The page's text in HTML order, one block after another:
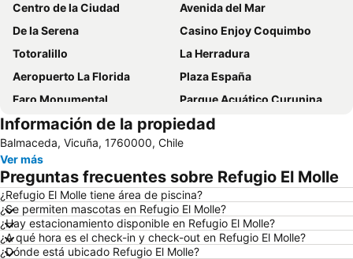
Centro de la Ciudad
Avenida del Mar
De la Serena
Casino Enjoy Coquimbo
Totoralillo
La Herradura
Aeropuerto La Florida
Plaza España
Faro Monumental
Parque Acuático Curunina
Puerto de Coquimbo
Museo Arqueológico de la Serena
Museo al aire libre Avenida Francisco de Aguirre
Información de la propiedad
Balmaceda, Vicuña, 1760000, Chile
Ver más
Preguntas frecuentes sobre Refugio El Molle
¿Refugio El Molle tiene área de piscina?
¿Se permiten mascotas en Refugio El Molle?
¿Hay estacionamiento disponible en Refugio El Molle?
¿A qué hora es el check-in y check-out en Refugio El Molle?
¿Dónde está ubicado Refugio El Molle?